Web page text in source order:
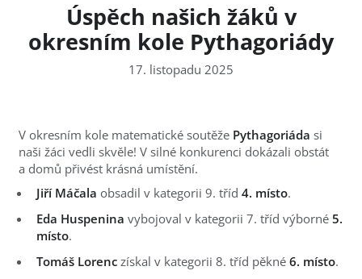
Úspěch našich žáků v
okresním kole Pythagoriády
17. listopadu 2025
V okresním kole matematické soutěže Pythagoriáda si
naši žáci vedli skvěle! V silné konkurenci dokázali obstát
a domů přivést krásná umístění.
Jiří Máčala obsadil v kategorii 9. tříd 4. místo.
Eda Huspenina vybojoval v kategorii 7. tříd výborné 5.
místo.
Tomáš Lorenc získal v kategorii 8. tříd pěkné 6. místo.